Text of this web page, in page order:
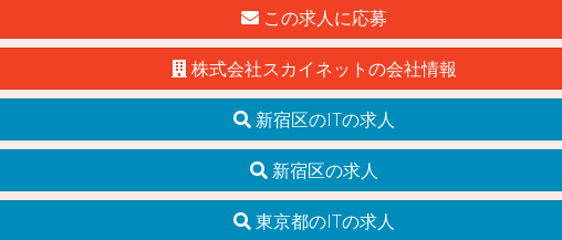
この求人に応募
株式会社スカイネットの会社情報
新宿区のITの求人
新宿区の求人
東京都のITの求人